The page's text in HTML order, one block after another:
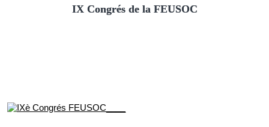
IX Congrés de la FEUSOC